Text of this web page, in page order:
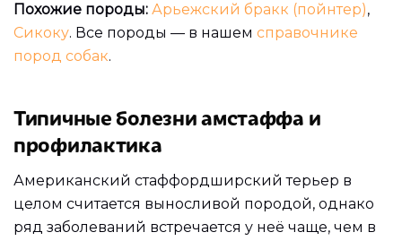
Похожие породы: Арьежский бракк (пойнтер),
Сикоку. Все породы — в нашем справочнике
пород собак.
Типичные болезни амстаффа и
профилактика
Американский стаффордширский терьер в
целом считается выносливой породой, однако
ряд заболеваний встречается у неё чаще, чем в